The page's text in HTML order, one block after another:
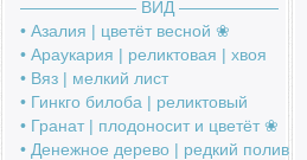
――――――― ВИД ――――――
• Азалия | цветёт весной ❀
• Араукария | реликтовая | хвоя
• Вяз | мелкий лист
• Гинкго билоба | реликтовый
• Гранат | плодоносит и цветёт ❀
• Денежное дерево | редкий полив